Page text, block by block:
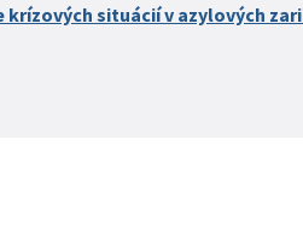
situácií v azylových